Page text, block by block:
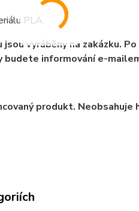
PLA.
vyráběny na zakázku.
budete informování e-
produkt. Neobsahuje